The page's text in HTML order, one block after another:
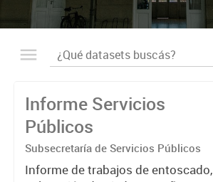
Informe Servicios
Públicos
Subsecretaría de Servicios Públicos
Informe de trabajos de entoscado,